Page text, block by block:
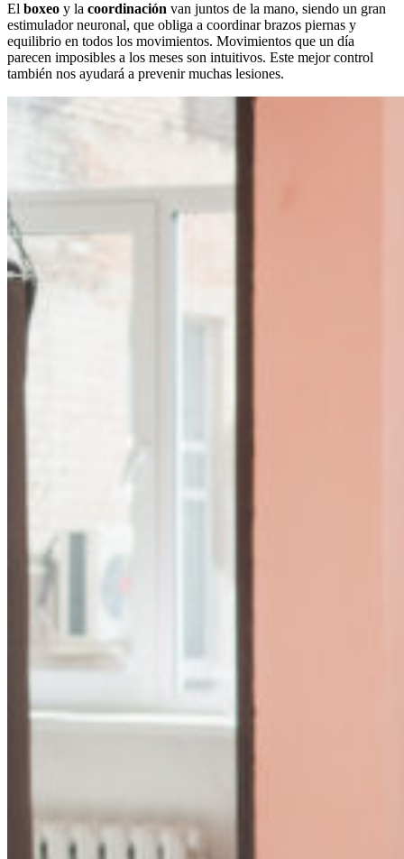
El boxeo y la coordinación van juntos de la mano, siendo un gran
estimulador neuronal, que obliga a coordinar brazos piernas y
equilibrio en todos los movimientos. Movimientos que un día
parecen imposibles a los meses son intuitivos. Este mejor control
también nos ayudará a prevenir muchas lesiones.